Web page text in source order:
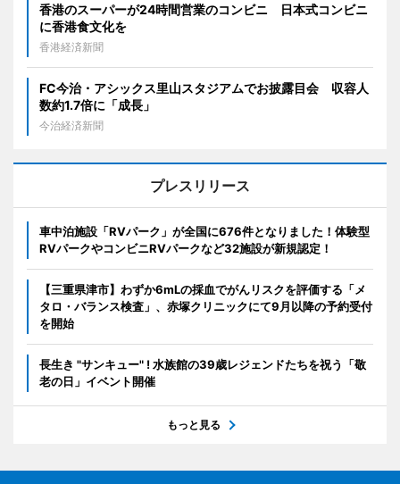
香港のスーパーが24時間営業のコンビニ 日本式コンビニ
に香港食文化を
香港経済新聞
FC今治・アシックス里山スタジアムでお披露目会 収容人
数約1.7倍に「成長」
今治経済新聞
プレスリリース
車中泊施設「RVパーク」が全国に676件となりました！体験型
RVパークやコンビニRVパークなど32施設が新規認定！
【三重県津市】わずか6mLの採血でがんリスクを評価する「メ
タロ・バランス検査」、赤塚クリニックにて9月以降の予約受付
を開始
長生き "サンキュー" ! 水族館の39歳レジェンドたちを祝う「敬
老の日」イベント開催
もっと見る